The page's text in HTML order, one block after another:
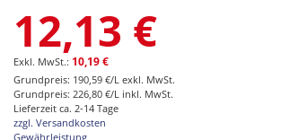
Anfang
der
Bildgalerie
springen
12,13 €
10,19 €
Grundpreis: 190,59 €/L exkl. MwSt.
Grundpreis: 226,80 €/L inkl. MwSt.
Lieferzeit ca. 2-14 Tage
zzgl. Versandkosten
Gewährleistung